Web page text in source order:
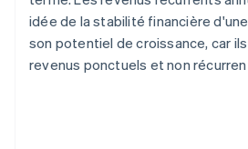
idée de la stabilité financière
son potentiel de croissance, car
revenus ponctuels et non